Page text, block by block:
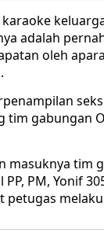
adalah
oleh
tim gabungan
masuknya tim
PM, Yonif